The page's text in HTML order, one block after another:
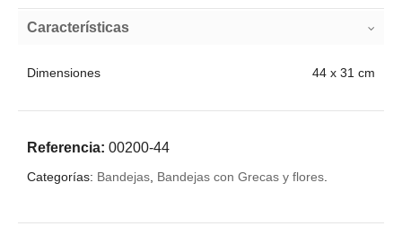
Características
Dimensiones 44 x 31 cm
Referencia: 00200-44
Categorías: Bandejas, Bandejas con Grecas y flores.